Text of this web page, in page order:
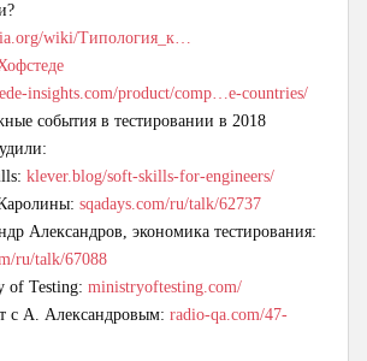
wiki/Типология_к…
insights.com/product/comp…e-countries/
события в тестировании в 2018
klever.blog/soft-skills-for-engineers/
sqadays.com/ru/talk/62737
Александров, экономика тестирования:
ru/talk/67088
Testing: ministryoftesting.com/
с А. Александровым: radio-qa.com/47-